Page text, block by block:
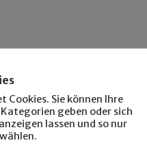
Cookies. Sie können Ihre
geben oder sich
lassen und so nur